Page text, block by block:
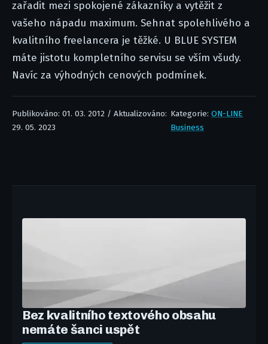
zařadit mezi spokojené zákazníky a vytěžit z
vašeho nápadu maximum. Sehnat spolehlivého a
kvalitního freelancera je těžké. U BLUE SYSTEM
máte jistotu kompletního servisu se vším všudy.
Navíc za výhodných cenových podmínek.
Publikováno: 01. 03. 2012 / Aktualizováno:
29. 05. 2023
Kategorie:ON-LINE
Business
Bez kvalitního textového obsahu
nemáte šanci uspět